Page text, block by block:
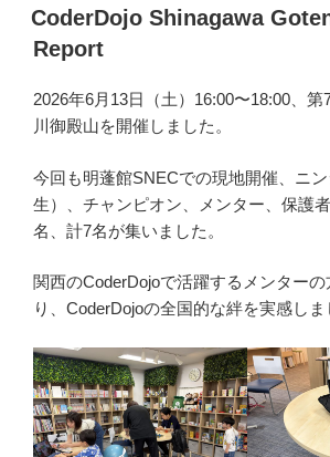
稿
日:
CoderDojo Shinagawa
Report
2026年6月13日（土）16:00〜18:00、第
川御殿山を開催しました。
今回も明蓬館SNECでの現地開催、ニ
生）、チャンピオン、メンター、保護
名、計7名が集いました。
関西のCoderDojoで活躍するメンターの
り、CoderDojoの全国的な絆を実感しま